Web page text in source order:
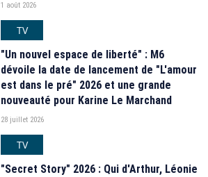
1 août 2026
TV
"Un nouvel espace de liberté" : M6
dévoile la date de lancement de "L'amour
est dans le pré" 2026 et une grande
nouveauté pour Karine Le Marchand
28 juillet 2026
TV
"Secret Story" 2026 : Qui d'Arthur, Léonie